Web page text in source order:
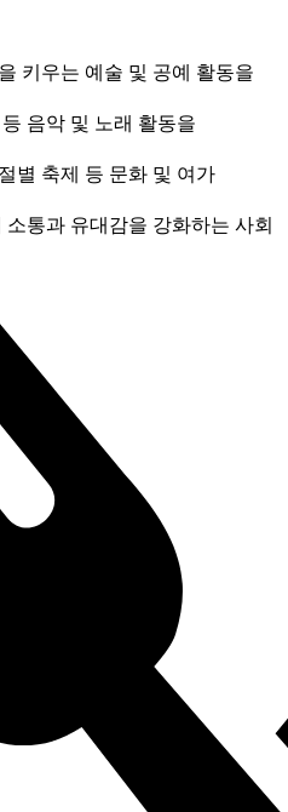
키우는 예술 및 공예 활동을
음악 및 노래 활동을
별 축제 등 문화 및 여가
통과 유대감을 강화하는 사회